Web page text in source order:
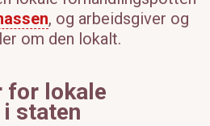
, og arbeidsgiver og
om den lokalt.
for lokale
staten